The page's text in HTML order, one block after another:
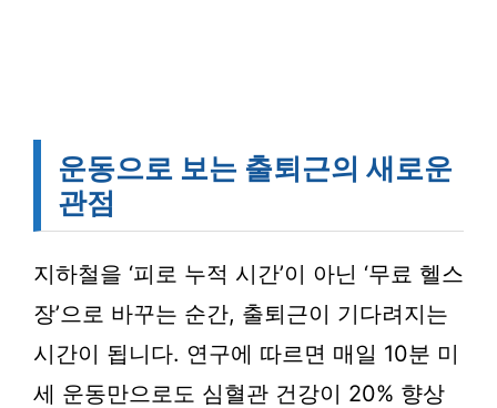
운동으로 보는 출퇴근의 새로운
관점
지하철을 ‘피로 누적 시간’이 아닌 ‘무료 헬스
장’으로 바꾸는 순간, 출퇴근이 기다려지는
시간이 됩니다. 연구에 따르면 매일 10분 미
세 운동만으로도 심혈관 건강이 20% 향상